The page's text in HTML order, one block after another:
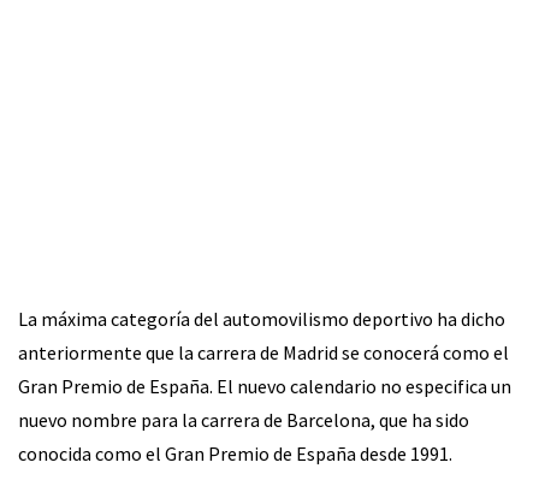
La máxima categoría del automovilismo deportivo ha dicho
anteriormente que la carrera de Madrid se conocerá como el
Gran Premio de España. El nuevo calendario no especifica un
nuevo nombre para la carrera de Barcelona, que ha sido
conocida como el Gran Premio de España desde 1991.